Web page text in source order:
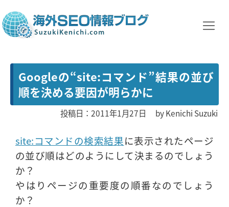
Googleの“site:コマンド”結果の並び
順を決める要因が明らかに
投稿日：2011年1月27日 byKenichi Suzuki
site:コマンドの検索結果に表示されたページ
の並び順はどのようにして決まるのでしょう
か？
やはりページの重要度の順番なのでしょう
か？